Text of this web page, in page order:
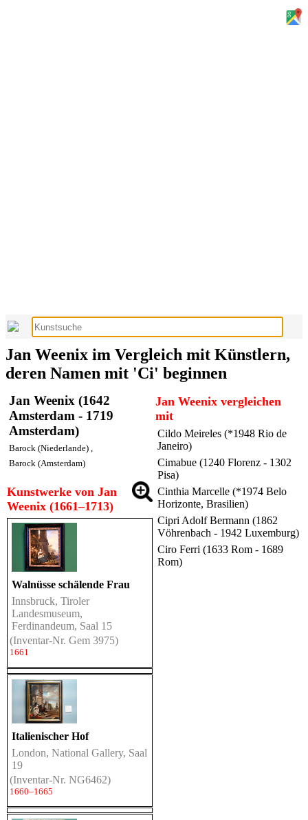
Jan Weenix im Vergleich mit Künstlern,
deren Namen mit 'Ci' beginnen
Jan Weenix (1642
Amsterdam - 1719
Amsterdam)
Barock (Niederlande) ,
Barock (Amsterdam)
Kunstwerke von Jan
Weenix (1661–1713)
Walnüsse schälende Frau
Innsbruck, Tiroler
Landesmuseum,
Ferdinandeum, Saal 15
(Inventar-Nr. Gem 3975)
1661
Italienischer Hof
London, National Gallery, Saal
19
(Inventar-Nr. NG6462)
1660–1665
Jan Weenix vergleichen
mit
Cildo Meireles (*1948 Rio de
Janeiro)
Cimabue (1240 Florenz - 1302
Pisa)
Cinthia Marcelle (*1974 Belo
Horizonte, Brasilien)
Cipri Adolf Bermann (1862
Vöhrenbach - 1942 Luxemburg)
Ciro Ferri (1633 Rom - 1689
Rom)